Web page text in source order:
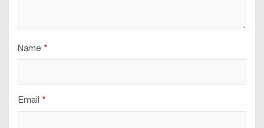
Name *
Email *